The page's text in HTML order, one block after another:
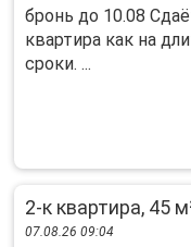
бронь до 10.08
квартира как на
сроки. ...
2-к квартира, 45
07.08.26 09:04